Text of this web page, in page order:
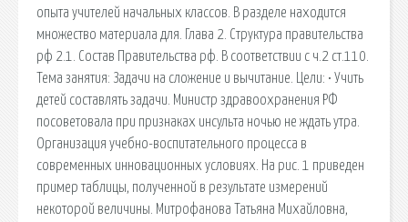
опыта учителей начальных классов. В разделе находится
множество материала для. Глава 2. Структура правительства
рф 2.1. Состав Правительства рф. В соответствии с ч.2 ст.110.
Тема занятия: Задачи на сложение и вычитание. Цели: • Учить
детей составлять задачи. Министр здравоохранения РФ
посоветовала при признаках инсульта ночью не ждать утра.
Организация учебно-воспитательного процесса в
современных инновационных условиях. На рис. 1 приведен
пример таблицы, полученной в результате измерений
некоторой величины. Митрофанова Татьяна Михайловна,